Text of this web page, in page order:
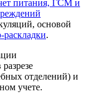
питания, ГСМ и
основой
.
отделений) и
учете.